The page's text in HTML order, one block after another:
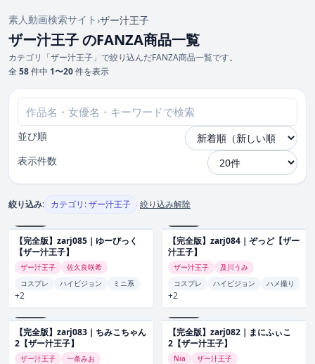
素人動画検索サイト›ザー汁王子
ザー汁王子 のFANZA商品一覧
カテゴリ「ザー汁王子」で絞り込んだFANZA商品一覧です。
全 58件中 1〜20件を表示
並び順
表示件数
絞り込み: カテゴリ: ザー汁王子 絞り込み解除
【完全版】zarj085｜ゆーびっく
【ザー汁王子】
ザー汁王子
佐久良咲希
コスプレ
ハイビジョン ミニ系
+2
【完全版】zarj084｜ぞっど【ザー
汁王子】
ザー汁王子
及川うみ
コスプレ
ハイビジョン ハメ撮り
+2
【完全版】zarj083｜ちみこちゃん
2【ザー汁王子】
ザー汁王子
一条みお
【完全版】zarj082｜まにふぃこ
2【ザー汁王子】
Nia
ザー汁王子